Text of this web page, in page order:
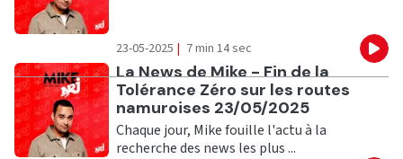
23-05-2025 | 7 min 14 sec
Ecouter
La News de Mike - Fin de la
Tolérance Zéro sur les routes
namuroises 23/05/2025
Chaque jour, Mike fouille l'actu à la
recherche des news les plus ...